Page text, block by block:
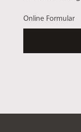
Online Formular